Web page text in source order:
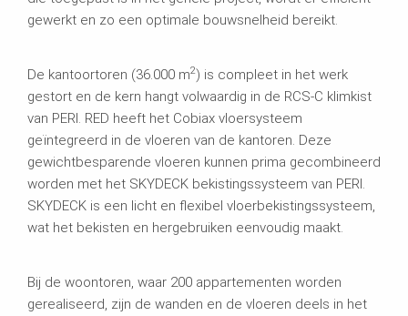
gewerkt en zo een optimale bouwsnelheid bereikt.
De kantoortoren (36.000 m2) is compleet in het werk
gestort en de kern hangt volwaardig in de RCS-C klimkist
van PERI. RED heeft het Cobiax vloersysteem
geïntegreerd in de vloeren van de kantoren. Deze
gewichtbesparende vloeren kunnen prima gecombineerd
worden met het SKYDECK bekistingssysteem van PERI.
SKYDECK is een licht en flexibel vloerbekistingssysteem,
wat het bekisten en hergebruiken eenvoudig maakt.
Bij de woontoren, waar 200 appartementen worden
gerealiseerd, zijn de wanden en de vloeren deels in het